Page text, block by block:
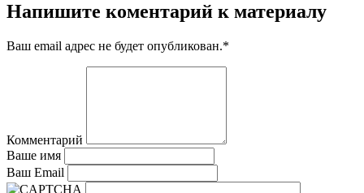
Напишите коментарий к материалу
Ваш email адрес не будет опубликован.*
Комментарий
Ваше имя
Ваш Email